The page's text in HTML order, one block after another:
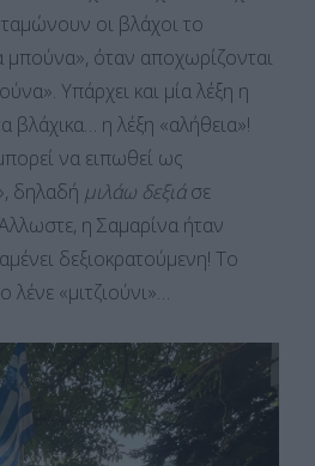
οι βλάχοι το
μπούνα», όταν αποχωρίζονται
Υπάρχει και μία λέξη η
βλάχικα… η λέξη «αλήθεια»!
να ειπωθεί ως
δηλαδή μιλάω δεξιάσε
η Σαμαρίνα ήταν
δεξιοκρατούμενη! Το
λένε «μιτζιούνι»…